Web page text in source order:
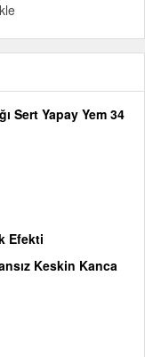
Sert Yapay Yem 34
Efekti
Keskin Kanca